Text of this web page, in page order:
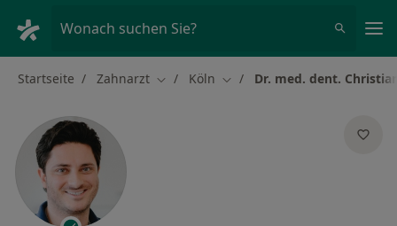
Wonach suchen Sie?
Startseite Zahnarzt Stadt ändern
Köln Stadt ändern
Dr. med. dent.